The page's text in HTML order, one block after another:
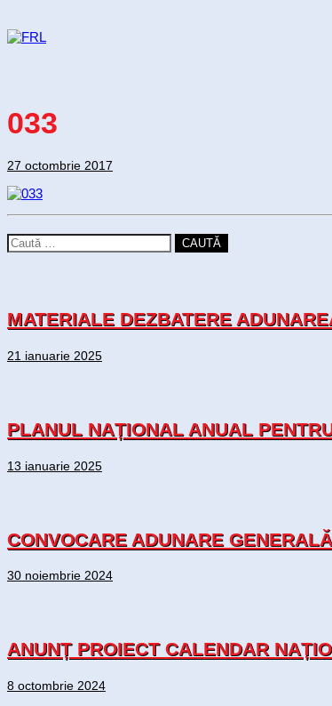
033
27 octombrie 2017
CAUTĂ
MATERIALE DEZBATERE
21 ianuarie 2025
PLANUL NAȚIONAL ANUAL
13 ianuarie 2025
CONVOCARE ADUNARE
30 noiembrie 2024
ANUNȚ PROIECT CALENDAR
8 octombrie 2024